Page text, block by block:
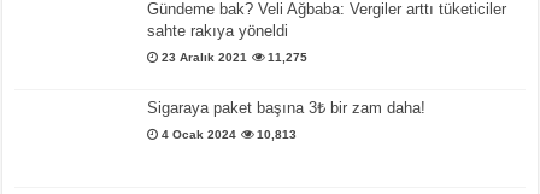
Gündeme bak? Veli Ağbaba: Vergiler arttı tüketiciler
sahte rakıya yöneldi
23 Aralık 2021 11,275
Sigaraya paket başına 3₺ bir zam daha!
4 Ocak 2024 10,813